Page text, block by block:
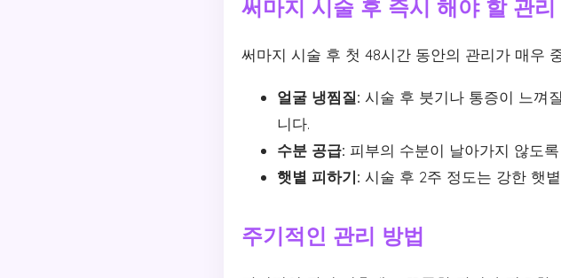
써마지 시술 후 즉시 해야 할 관리
써마지 시술 후 첫 48시간 동안의 관리가 매우
얼굴 냉찜질: 시술 후 붓기나 통증이 느껴
니다.
수분 공급: 피부의 수분이 날아가지 않도
햇볕 피하기: 시술 후 2주 정도는 강한 햇
주기적인 관리 방법